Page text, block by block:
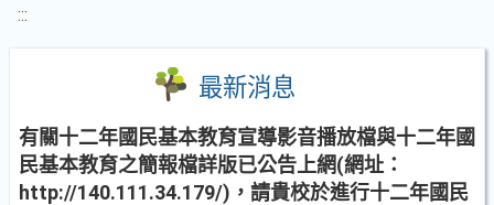
:::
最新消息
有關十二年國民基本教育宣導影音播放檔與十二年國
民基本教育之簡報檔詳版已公告上網(網址：
http://140.111.34.179/)，請貴校於進行十二年國民